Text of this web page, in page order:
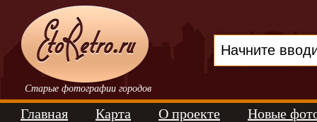
Старые фотографии городов
Главная Карта О проекте Новые